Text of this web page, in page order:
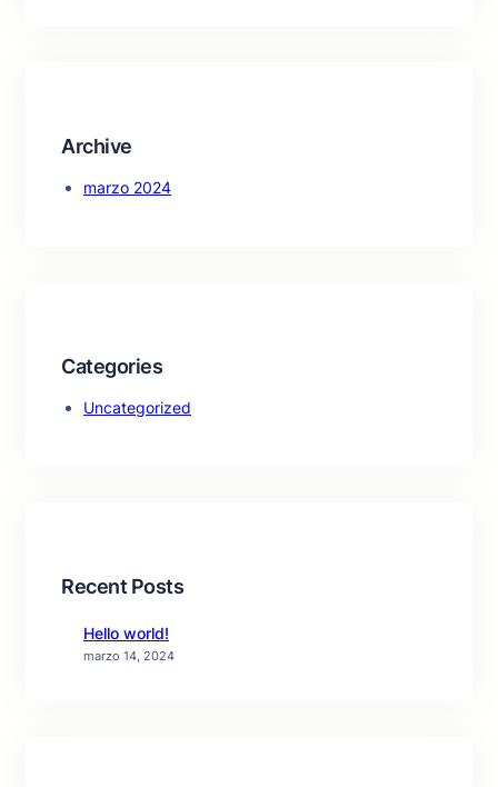
Archive
marzo 2024
Categories
Uncategorized
Recent Posts
Hello world!
marzo 14, 2024